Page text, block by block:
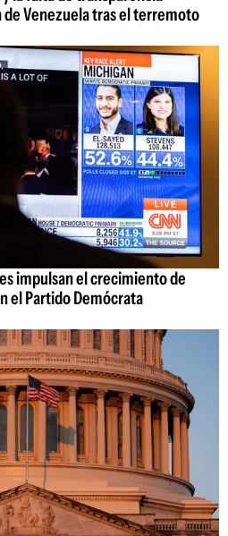
Venezuela tras el terremoto
impulsan el crecimiento de
el Partido Demócrata